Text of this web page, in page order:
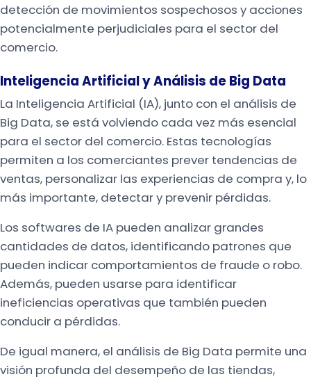
detección de movimientos sospechosos y acciones
potencialmente perjudiciales para el sector del
comercio.
Inteligencia Artificial y Análisis de Big Data
La Inteligencia Artificial (IA), junto con el análisis de
Big Data, se está volviendo cada vez más esencial
para el sector del comercio. Estas tecnologías
permiten a los comerciantes prever tendencias de
ventas, personalizar las experiencias de compra y, lo
más importante, detectar y prevenir pérdidas.
Los softwares de IA pueden analizar grandes
cantidades de datos, identificando patrones que
pueden indicar comportamientos de fraude o robo.
Además, pueden usarse para identificar
ineficiencias operativas que también pueden
conducir a pérdidas.
De igual manera, el análisis de Big Data permite una
visión profunda del desempeño de las tiendas,